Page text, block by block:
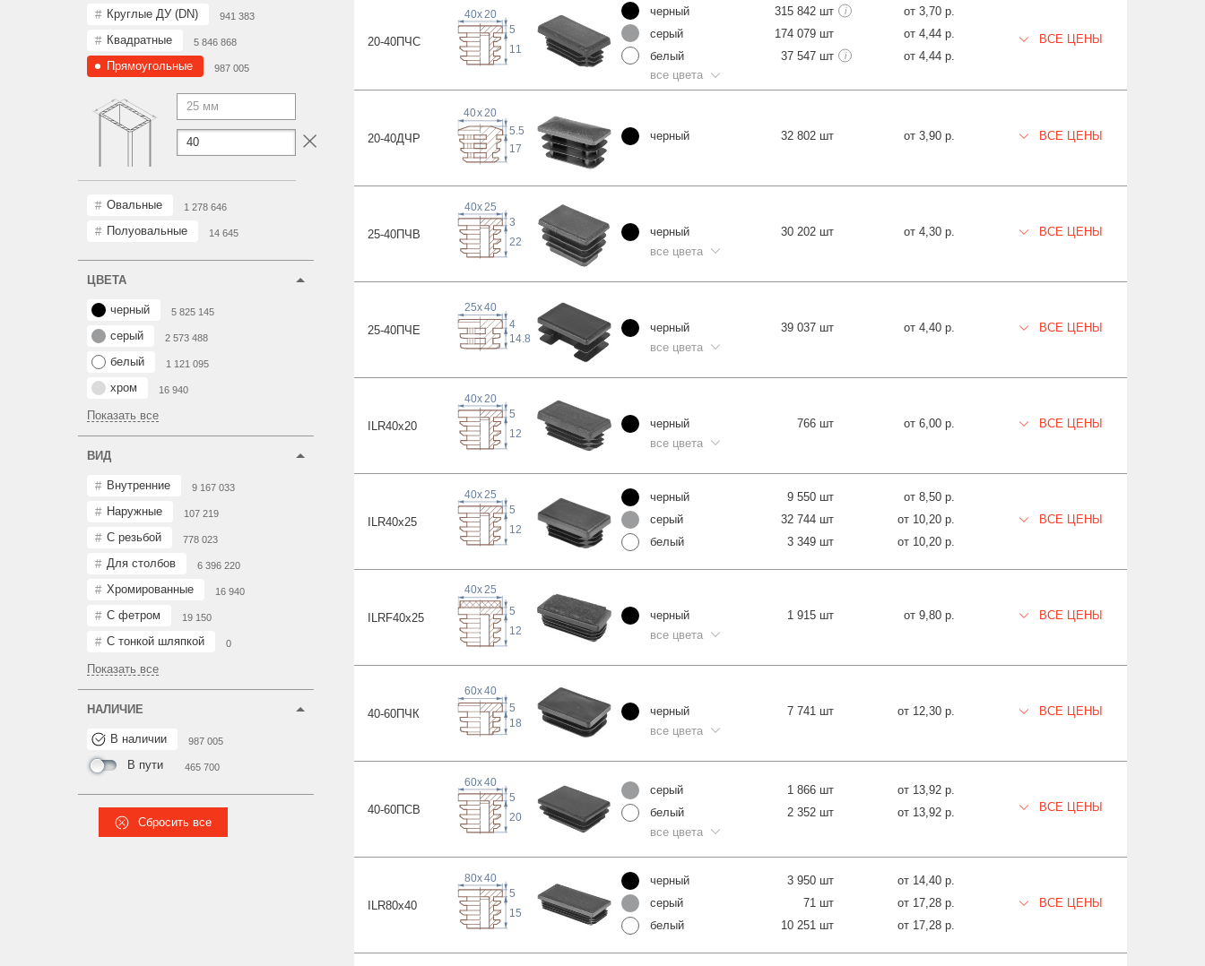
Круглые ДУ (DN) 941 383
Квадратные 5 846 868
Прямоугольные 987 005
Овальные 1 278 646
Полуовальные 14 645
ЦВЕТА
черный 5 825 145
серый 2 573 488
белый 1 121 095
хром 16 940
Показать все
ВИД
Внутренние 9 167 033
Наружные 107 219
С резьбой 778 023
Для столбов 6 396 220
Хромированные 16 940
С фетром 19 150
С тонкой шляпкой 0
Показать все
НАЛИЧИЕ
В наличии 987 005
В пути 465 700
Сбросить все
20-40ПЧС
5
11
20
x
40
черный
серый
белый
все цвета
315 842 шт i
174 079 шт
37 547 шт
i
от 3,70 р.
от 4,44 р.
от 4,44 р.
ВСЕ ЦЕНЫ
20-40ДЧР
5.5
17
40x20
черный 32 802 шт от 3,90 р. ВСЕ ЦЕНЫ
25-40ПЧВ
3
22
25
x
40
черный
все цвета
30 202 шт от 4,30 р. ВСЕ ЦЕНЫ
25-40ПЧЕ
4
14.8
40
x
25
черный
все цвета
39 037 шт от 4,40 р. ВСЕ ЦЕНЫ
ILR40x20
5
12
20
x
40
черный
все цвета
766 шт от 6,00 р. ВСЕ ЦЕНЫ
ILR40x25
5
12
25
x
40
черный
серый
белый
9 550 шт
32 744 шт
3 349 шт
от 8,50 р.
от 10,20 р.
от 10,20 р.
ВСЕ ЦЕНЫ
ILRF40x25
5
12
25
x
40
черный
все цвета
1 915 шт от 9,80 р. ВСЕ ЦЕНЫ
40-60ПЧК
5
18
40
x
60
черный
все цвета
7 741 шт от 12,30 р. ВСЕ ЦЕНЫ
40-60ПСВ
5
20
40
x
60
серый
белый
все цвета
1 866 шт
2 352 шт
от 13,92 р.
от 13,92 р.
ВСЕ ЦЕНЫ
ILR80x40
5
15
40
x
80
черный
серый
белый
3 950 шт
71 шт
10 251 шт
от 14,40 р.
от 17,28 р.
от 17,28 р.
ВСЕ ЦЕНЫ